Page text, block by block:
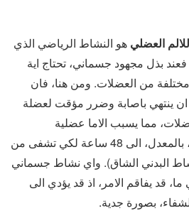
العضلي هو النشاط الرياضي الذي
بذل مجهود جسماني، تحتاج اية
من العضلات. ومن هنا، فان
ينتهي باصابة وضرر مؤقت لعضلة
مما يسبب الاما عضلية
(myalgia). وتحتاج العضلة، بالمعدل، الى 48 ساعة لكي تشفى من
البدني الشاق). واي نشاط جسماني
قد يفاقم الامر، اذ قد يؤدي الى
بصورة جدية.